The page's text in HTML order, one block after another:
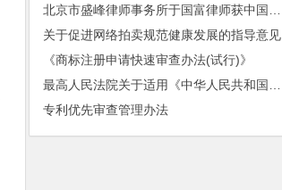
关于促进网络拍卖规范健康发展的指导意见
《商标注册申请快速审查办法(试行)》
专利优先审查管理办法